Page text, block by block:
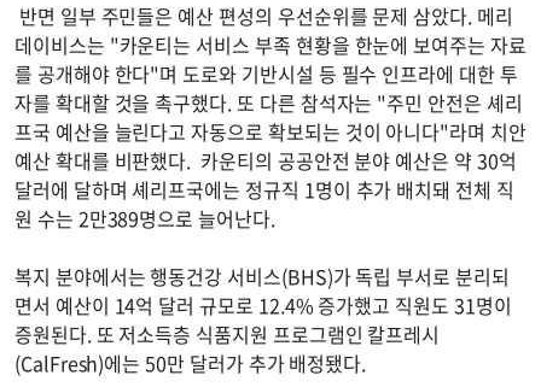
반면 일부 주민들은 예산 편성의 우선순위를 문제 삼았다. 메리
데이비스는 "카운티는 서비스 부족 현황을 한눈에 보여주는 자료
를 공개해야 한다"며 도로와 기반시설 등 필수 인프라에 대한 투
자를 확대할 것을 촉구했다. 또 다른 참석자는 "주민 안전은 셰리
프국 예산을 늘린다고 자동으로 확보되는 것이 아니다"라며 치안
예산 확대를 비판했다. 카운티의 공공안전 분야 예산은 약 30억
달러에 달하며 셰리프국에는 정규직 1명이 추가 배치돼 전체 직
원 수는 2만389명으로 늘어난다.
복지 분야에서는 행동건강 서비스(BHS)가 독립 부서로 분리되
면서 예산이 14억 달러 규모로 12.4% 증가했고 직원도 31명이
증원된다. 또 저소득층 식품지원 프로그램인 칼프레시
(CalFresh)에는 50만 달러가 추가 배정됐다.